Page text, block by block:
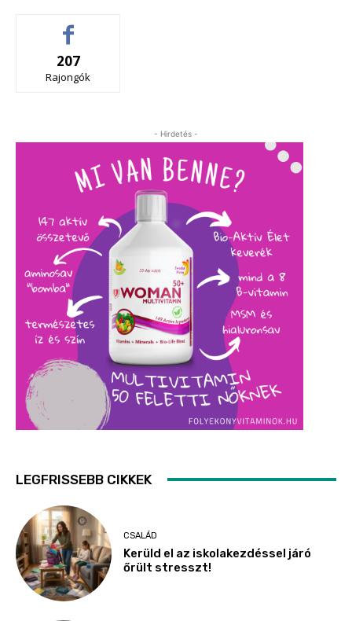
207
Rajongók
- Hirdetés -
LEGFRISSEBB CIKKEK
CSALÁD
Kerüld el az iskolakezdéssel járó
őrült stresszt!